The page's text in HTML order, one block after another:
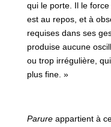
qui le porte. Il le
est au repos, et à
requises dans ses
produise aucune
ou trop irrégulière,
plus fine. »
Parureappartient à